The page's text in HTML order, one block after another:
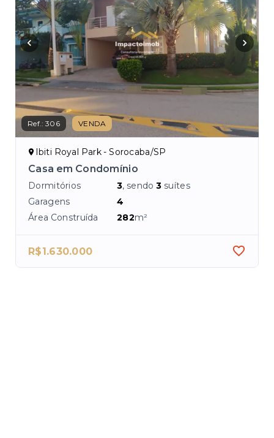
Ref.:306 VENDA
Ibiti Royal Park - Sorocaba/SP
Casa em Condomínio
Dormitórios 3, sendo3 suítes
Garagens
4
Área Construída
282m²
R$1.630.000